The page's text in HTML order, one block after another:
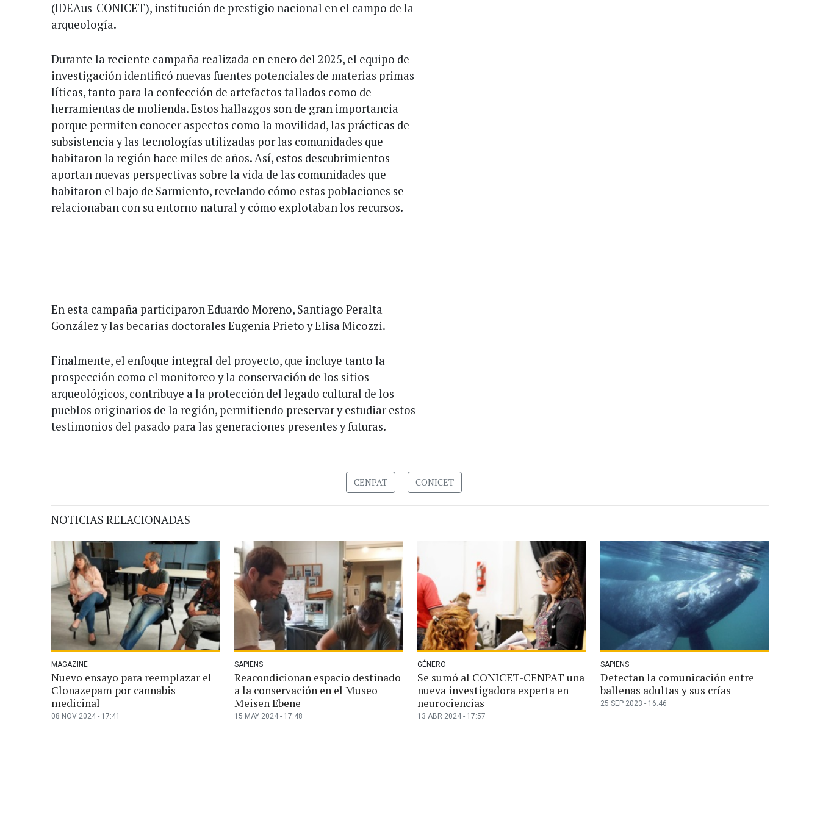
(IDEAus-CONICET), institución de prestigio nacional en el campo de la
arqueología.
Durante la reciente campaña realizada en enero del 2025, el equipo de
investigación identificó nuevas fuentes potenciales de materias primas
líticas, tanto para la confección de artefactos tallados como de
herramientas de molienda. Estos hallazgos son de gran importancia
porque permiten conocer aspectos como la movilidad, las prácticas de
subsistencia y las tecnologías utilizadas por las comunidades que
habitaron la región hace miles de años. Así, estos descubrimientos
aportan nuevas perspectivas sobre la vida de las comunidades que
habitaron el bajo de Sarmiento, revelando cómo estas poblaciones se
relacionaban con su entorno natural y cómo explotaban los recursos.
En esta campaña participaron Eduardo Moreno, Santiago Peralta
González y las becarias doctorales Eugenia Prieto y Elisa Micozzi.
Finalmente, el enfoque integral del proyecto, que incluye tanto la
prospección como el monitoreo y la conservación de los sitios
arqueológicos, contribuye a la protección del legado cultural de los
pueblos originarios de la región, permitiendo preservar y estudiar estos
testimonios del pasado para las generaciones presentes y futuras.
CENPAT CONICET
NOTICIAS RELACIONADAS
MAGAZINE
Nuevo ensayo para reemplazar el
Clonazepam por cannabis
medicinal
08 NOV 2024 - 17:41
SAPIENS
Reacondicionan espacio destinado
a la conservación en el Museo
Meisen Ebene
15 MAY 2024 - 17:48
GÉNERO
Se sumó al CONICET-CENPAT una
nueva investigadora experta en
neurociencias
13 ABR 2024 - 17:57
SAPIENS
Detectan la comunicación entre
ballenas adultas y sus crías
25 SEP 2023 - 16:46